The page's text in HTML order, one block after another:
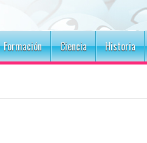
Formación Ciencia Historia